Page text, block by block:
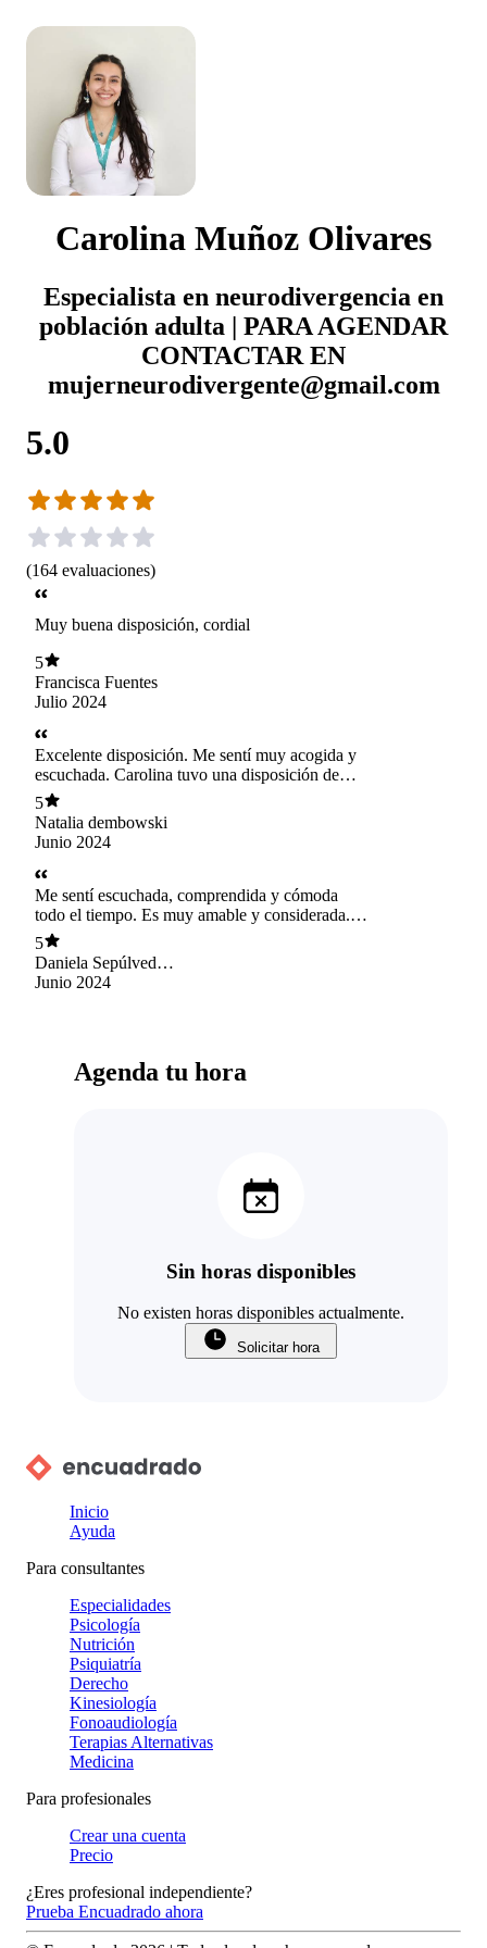
Carolina Muñoz Olivares
Especialista en neurodivergencia en
población adulta | PARA AGENDAR
CONTACTAR EN
mujerneurodivergente@gmail.com
5.0
(164 evaluaciones)
Muy buena disposición, cordial
5
Francisca Fuentes
Julio 2024
Excelente disposición. Me sentí muy acogida y
escuchada. Carolina tuvo una disposición de
apertura todo el tiempo. Muchas gracias
5
Natalia dembowski
Junio 2024
Me sentí escuchada, comprendida y cómoda
todo el tiempo. Es muy amable y considerada.
Da instrucciones claras y se asegura de que las
entiendas. Considero que mi evaluación fue
super completa ya que abarcó un poco más allá
de mi motivo de consulta. Gracias :)
5
Daniela Sepúlveda
Tapia
Junio 2024
Agenda tu hora
Sin horas disponibles
No existen horas disponibles actualmente.
Solicitar hora
Inicio
Ayuda
Para consultantes
Especialidades
Psicología
Nutrición
Psiquiatría
Derecho
Kinesiología
Fonoaudiología
Terapias Alternativas
Medicina
Para profesionales
Crear una cuenta
Precio
¿Eres profesional independiente?
Prueba Encuadrado ahora